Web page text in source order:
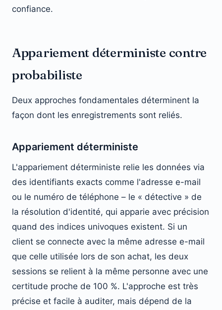
confiance.
Appariement déterministe contre
probabiliste
Deux approches fondamentales déterminent la
façon dont les enregistrements sont reliés.
Appariement déterministe
L'appariement déterministe relie les données via
des identifiants exacts comme l'adresse e-mail
ou le numéro de téléphone – le « détective » de
la résolution d'identité, qui apparie avec précision
quand des indices univoques existent. Si un
client se connecte avec la même adresse e-mail
que celle utilisée lors de son achat, les deux
sessions se relient à la même personne avec une
certitude proche de 100 %. L'approche est très
précise et facile à auditer, mais dépend de la